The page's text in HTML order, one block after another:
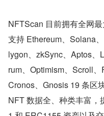
NFTScan 目前拥有全网
支持 Ethereum、Solana
lygon、zkSync、Aptos
rum、Optimism、Scroll、
Cronos、Gnosis 19 条区
NFT 数据全、种类丰富